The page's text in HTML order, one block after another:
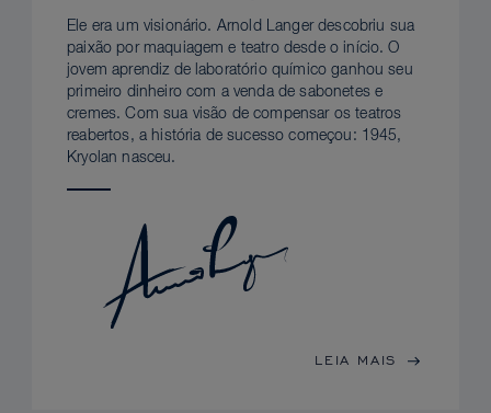
Ele era um visionário. Arnold Langer descobriu sua
paixão por maquiagem e teatro desde o início. O
jovem aprendiz de laboratório químico ganhou seu
primeiro dinheiro com a venda de sabonetes e
cremes. Com sua visão de compensar os teatros
reabertos, a história de sucesso começou: 1945,
Kryolan nasceu.
LEIA MAIS